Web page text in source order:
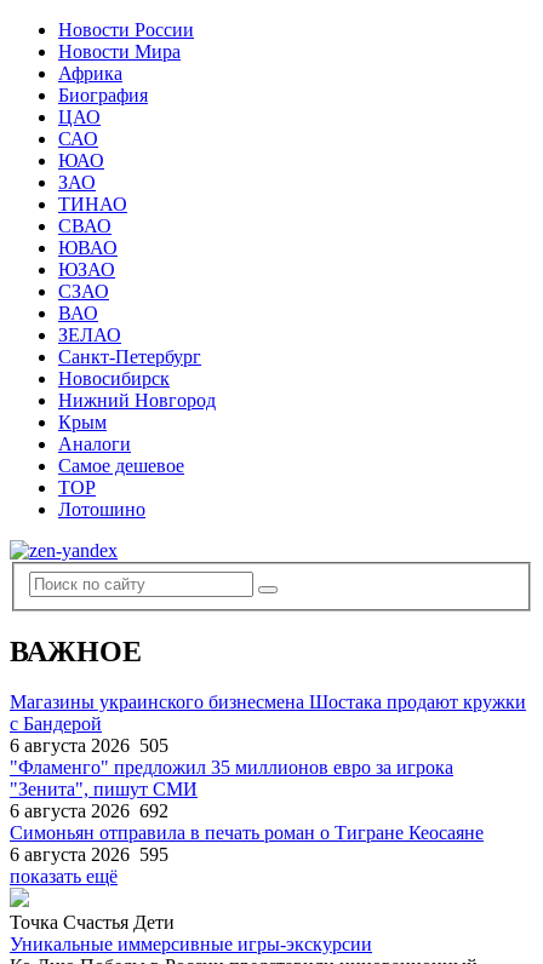
Новости России
Новости Мира
Африка
Биография
ЦАО
САО
ЮАО
ЗАО
ТИНАО
СВАО
ЮВАО
ЮЗАО
СЗАО
ВАО
ЗЕЛАО
Санкт-Петербург
Новосибирск
Нижний Новгород
Крым
Аналоги
Самое дешевое
TOP
Лотошино
ВАЖНОЕ
Магазины украинского бизнесмена Шостака продают кружки
с Бандерой
6 августа 2026 505
"Фламенго" предложил 35 миллионов евро за игрока
"Зенита", пишут СМИ
6 августа 2026 692
Симоньян отправила в печать роман о Тигране Кеосаяне
6 августа 2026 595
показать ещё
Точка Счастья Дети
Уникальные иммерсивные игры-экскурсии